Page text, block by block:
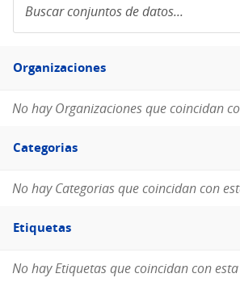
conjuntos
de
Filtro
Organizaciones
Organizaciones
No hay Organizaciones que coincidan
Filtro
Categorias
Categorias
No hay Categorias que coincidan con
Filtro
Etiquetas
Etiquetas
No hay Etiquetas que coincidan con